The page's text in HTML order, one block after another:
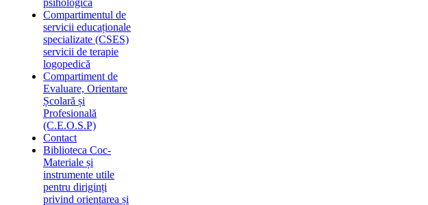
psihologică
Compartimentul de
servicii educaționale
specializate (CSES)
servicii de terapie
logopedică
Compartiment de
Evaluare, Orientare
Școlară și
Profesională
(C.E.O.S.P)
Contact
Biblioteca Coc-
Materiale și
instrumente utile
pentru diriginți
privind orientarea și